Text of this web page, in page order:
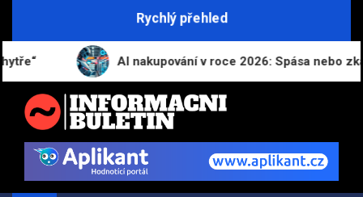
Rychlý přehled
AI nakupování v roce 2026: Spása nebo zkáza pro naši
INFORMAČNÍ-BULETIN.CZ
Novinky a informace